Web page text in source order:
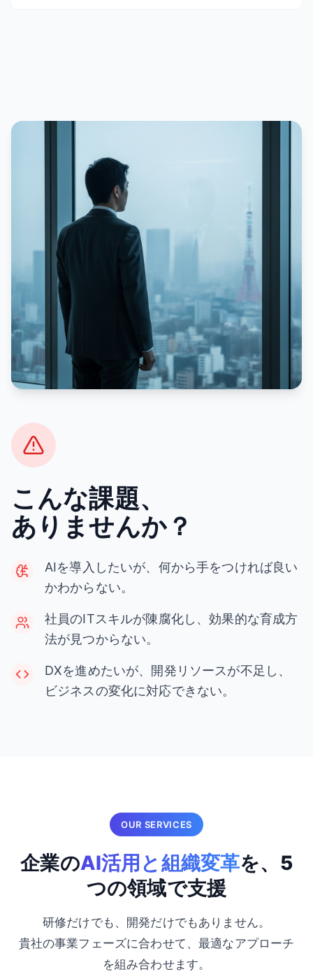
こんな課題、
ありませんか？
AIを導入したいが、何から手をつければ良い
かわからない。
社員のITスキルが陳腐化し、効果的な育成方
法が見つからない。
DXを進めたいが、開発リソースが不足し、
ビジネスの変化に対応できない。
OUR SERVICES
企業のAI活用と組織変革を、5
つの領域で支援
研修だけでも、開発だけでもありません。
貴社の事業フェーズに合わせて、最適なアプローチ
を組み合わせます。